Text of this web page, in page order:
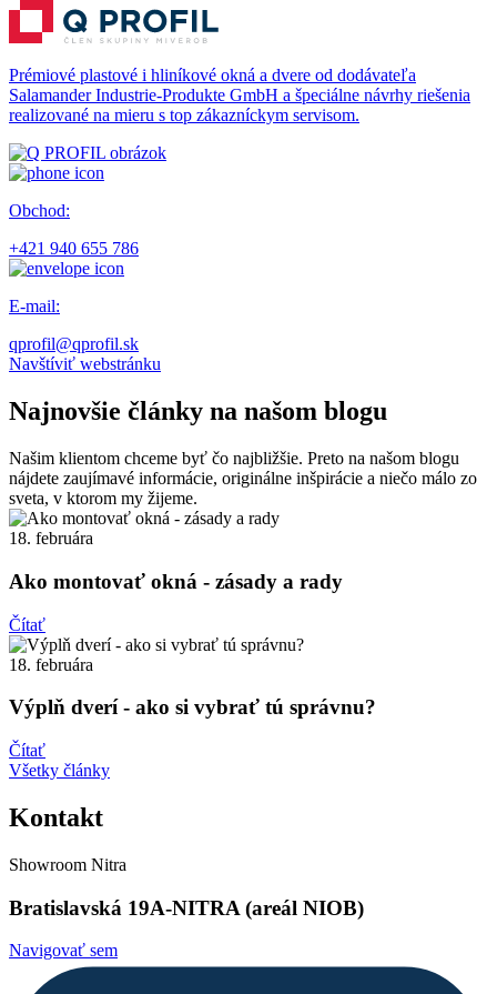
Prémiové plastové i hliníkové okná a dvere od dodávateľa
Salamander Industrie-Produkte GmbH a špeciálne návrhy riešenia
realizované na mieru s top zákazníckym servisom.
Obchod:
+421 940 655 786
E-mail:
qprofil@qprofil.sk
Navštíviť webstránku
Najnovšie články na našom blogu
Našim klientom chceme byť čo najbližšie. Preto na našom blogu
nájdete zaujímavé informácie, originálne inšpirácie a niečo málo zo
sveta, v ktorom my žijeme.
18. februára
Ako montovať okná - zásady a rady
Čítať
18. februára
Výplň dverí - ako si vybrať tú správnu?
Čítať
Všetky články
Kontakt
Showroom Nitra
Bratislavská 19A-NITRA (areál NIOB)
Navigovať sem